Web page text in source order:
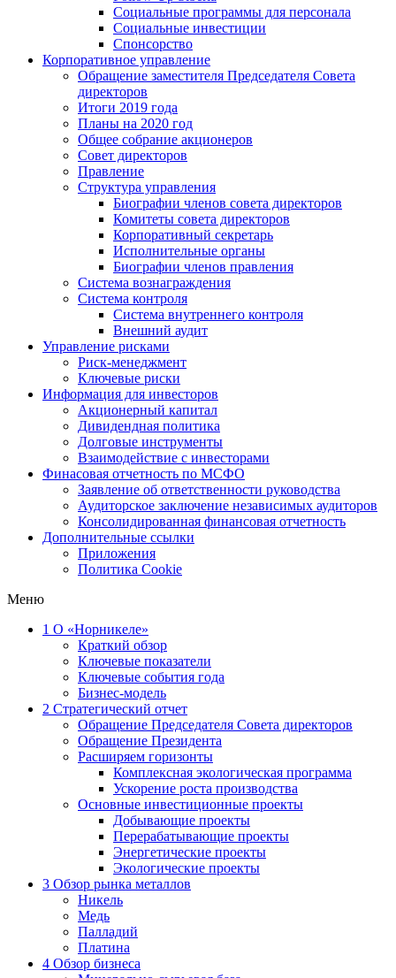
Социальные программы для персонала
Социальные инвестиции
Спонсорство
Корпоративное управление
Обращение заместителя Председателя Совета
директоров
Итоги 2019 года
Планы на 2020 год
Общее собрание акционеров
Совет директоров
Правление
Структура управления
Биографии членов совета директоров
Комитеты совета директоров
Корпоративный секретарь
Исполнительные органы
Биографии членов правления
Система вознаграждения
Система контроля
Система внутреннего контроля
Внешний аудит
Управление рисками
Риск-менеджмент
Ключевые риски
Информация для инвесторов
Акционерный капитал
Дивидендная политика
Долговые инструменты
Взаимодействие с инвеcторами
Финасовая отчетность по МСФО
Заявление об ответственности руководства
Аудиторское заключение независимых аудиторов
Консолидированная финансовая отчетность
Дополнительные ссылки
Приложения
Политика Cookie
Меню
1 О «Норникеле»
Краткий обзор
Ключевые показатели
Ключевые события года
Бизнес-модель
2 Стратегический отчет
Обращение Председателя Совета директоров
Обращение Президента
Расширяем горизонты
Комплексная экологическая программа
Ускорение роста производства
Основные инвестиционные проекты
Добывающие проекты
Перерабатывающие проекты
Энергетические проекты
Экологические проекты
3 Обзор рынка металлов
Никель
Медь
Палладий
Платина
4 Обзор бизнеса